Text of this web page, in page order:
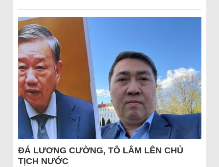
ĐÁ LƯƠNG CƯỜNG, TÔ LÂM LÊN CHỦ
TỊCH NƯỚC